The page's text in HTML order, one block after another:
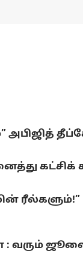
அபிஜித்
கட்சிக்
ரீல்களும்!”
: வரும்